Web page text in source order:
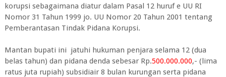
korupsi sebagaimana diatur dalam Pasal 12 huruf e UU RI
Nomor 31 Tahun 1999 jo. UU Nomor 20 Tahun 2001 tentang
Pemberantasan Tindak Pidana Korupsi.
Mantan bupati ini jatuhi hukuman penjara selama 12 (dua
belas tahun) dan pidana denda sebesar Rp.500.000.000,- (lima
ratus juta rupiah) subsidiair 8 bulan kurungan serta pidana